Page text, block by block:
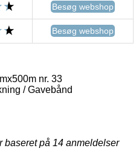
Besøg webshop
Besøg webshop
nr. 33
/ Gavebånd
baseret på 14 anmeldelser